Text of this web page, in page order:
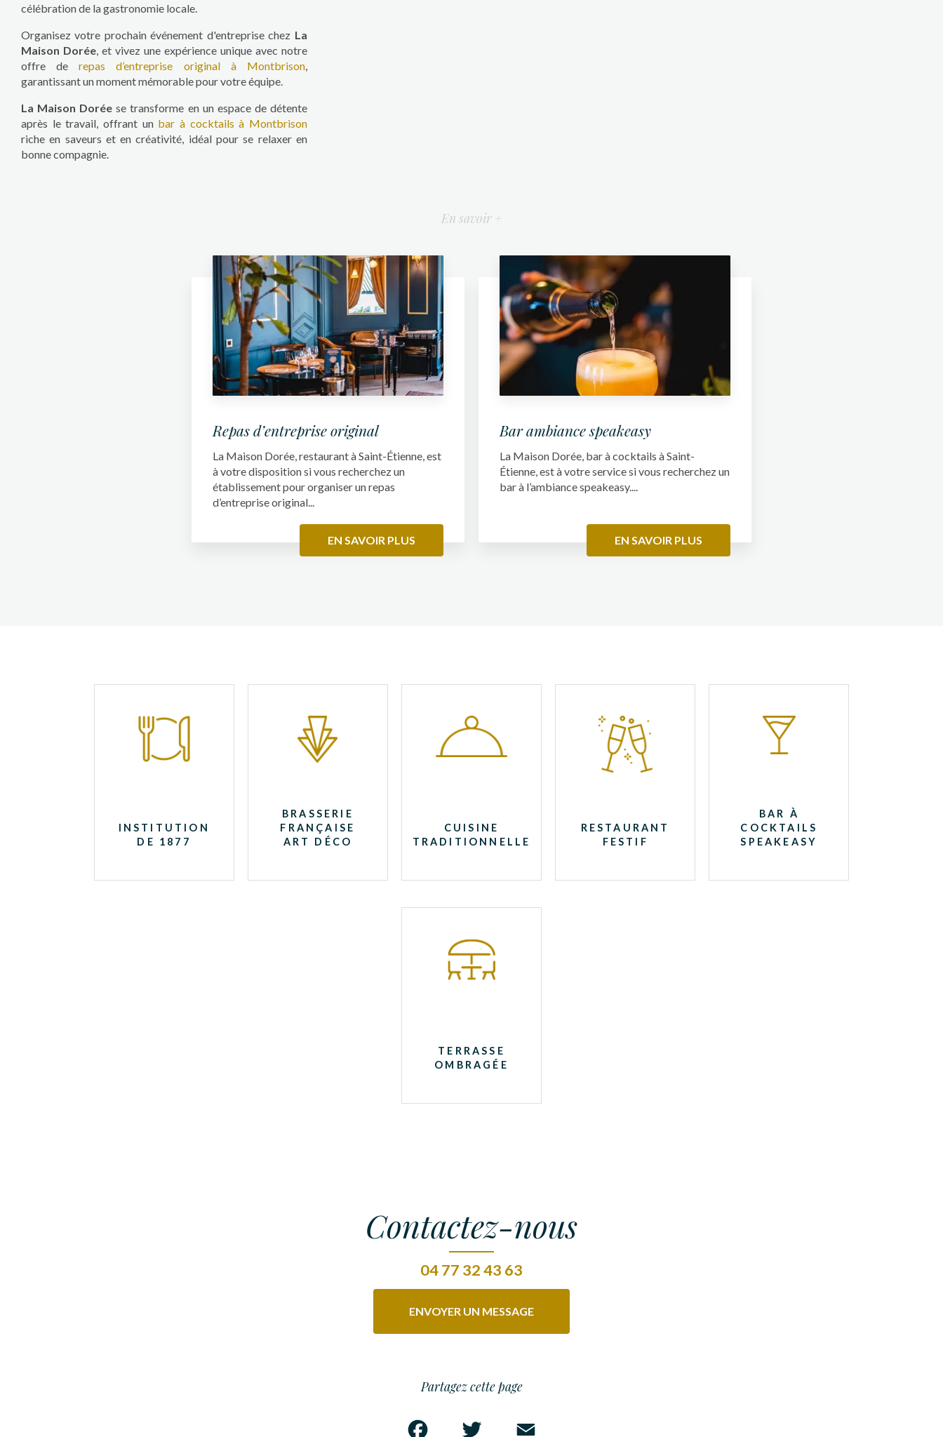
célébration de la gastronomie locale.
Organisez votre prochain événement d'entreprise chez La
Maison Dorée , et vivez une expérience unique avec notre
offre derepas d’entreprise original à Montbrison,
garantissant un moment mémorable pour votre équipe.
La Maison Dorée se transforme en un espace de détente
après le travail, offrant un bar à cocktails à Montbrison
riche en saveurs et en créativité, idéal pour se relaxer en
bonne compagnie.
En savoir +
Repas d’entreprise original
La Maison Dorée, restaurant à Saint-Étienne, est
à votre disposition si vous recherchez un
établissement pour organiser un repas
d’entreprise original...
EN SAVOIR PLUS
Bar ambiance speakeasy
La Maison Dorée, bar à cocktails à Saint-
Étienne, est à votre service si vous recherchez un
bar à l’ambiance speakeasy....
EN SAVOIR PLUS
INSTITUTION
DE 1877
BRASSERIE
FRANÇAISE
ART DÉCO
CUISINE
TRADITIONNELLE
RESTAURANT
FESTIF
BAR À
COCKTAILS
SPEAKEASY
TERRASSE
OMBRAGÉE
Contactez-nous
04 77 32 43 63
ENVOYER UN MESSAGE
Partagez cette page